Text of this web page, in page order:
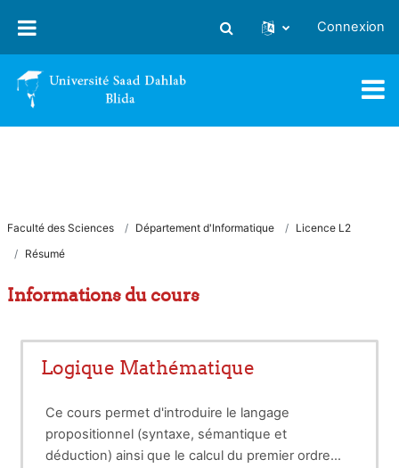
Activer/désactiver la saisie
Connexion
Faculté des Sciences Département d'Informatique
Licence L2
Résumé
Informations du cours
Logique Mathématique
Ce cours permet d'introduire le langage
propositionnel (syntaxe, sémantique et
déduction) ainsi que le calcul du premier ordre